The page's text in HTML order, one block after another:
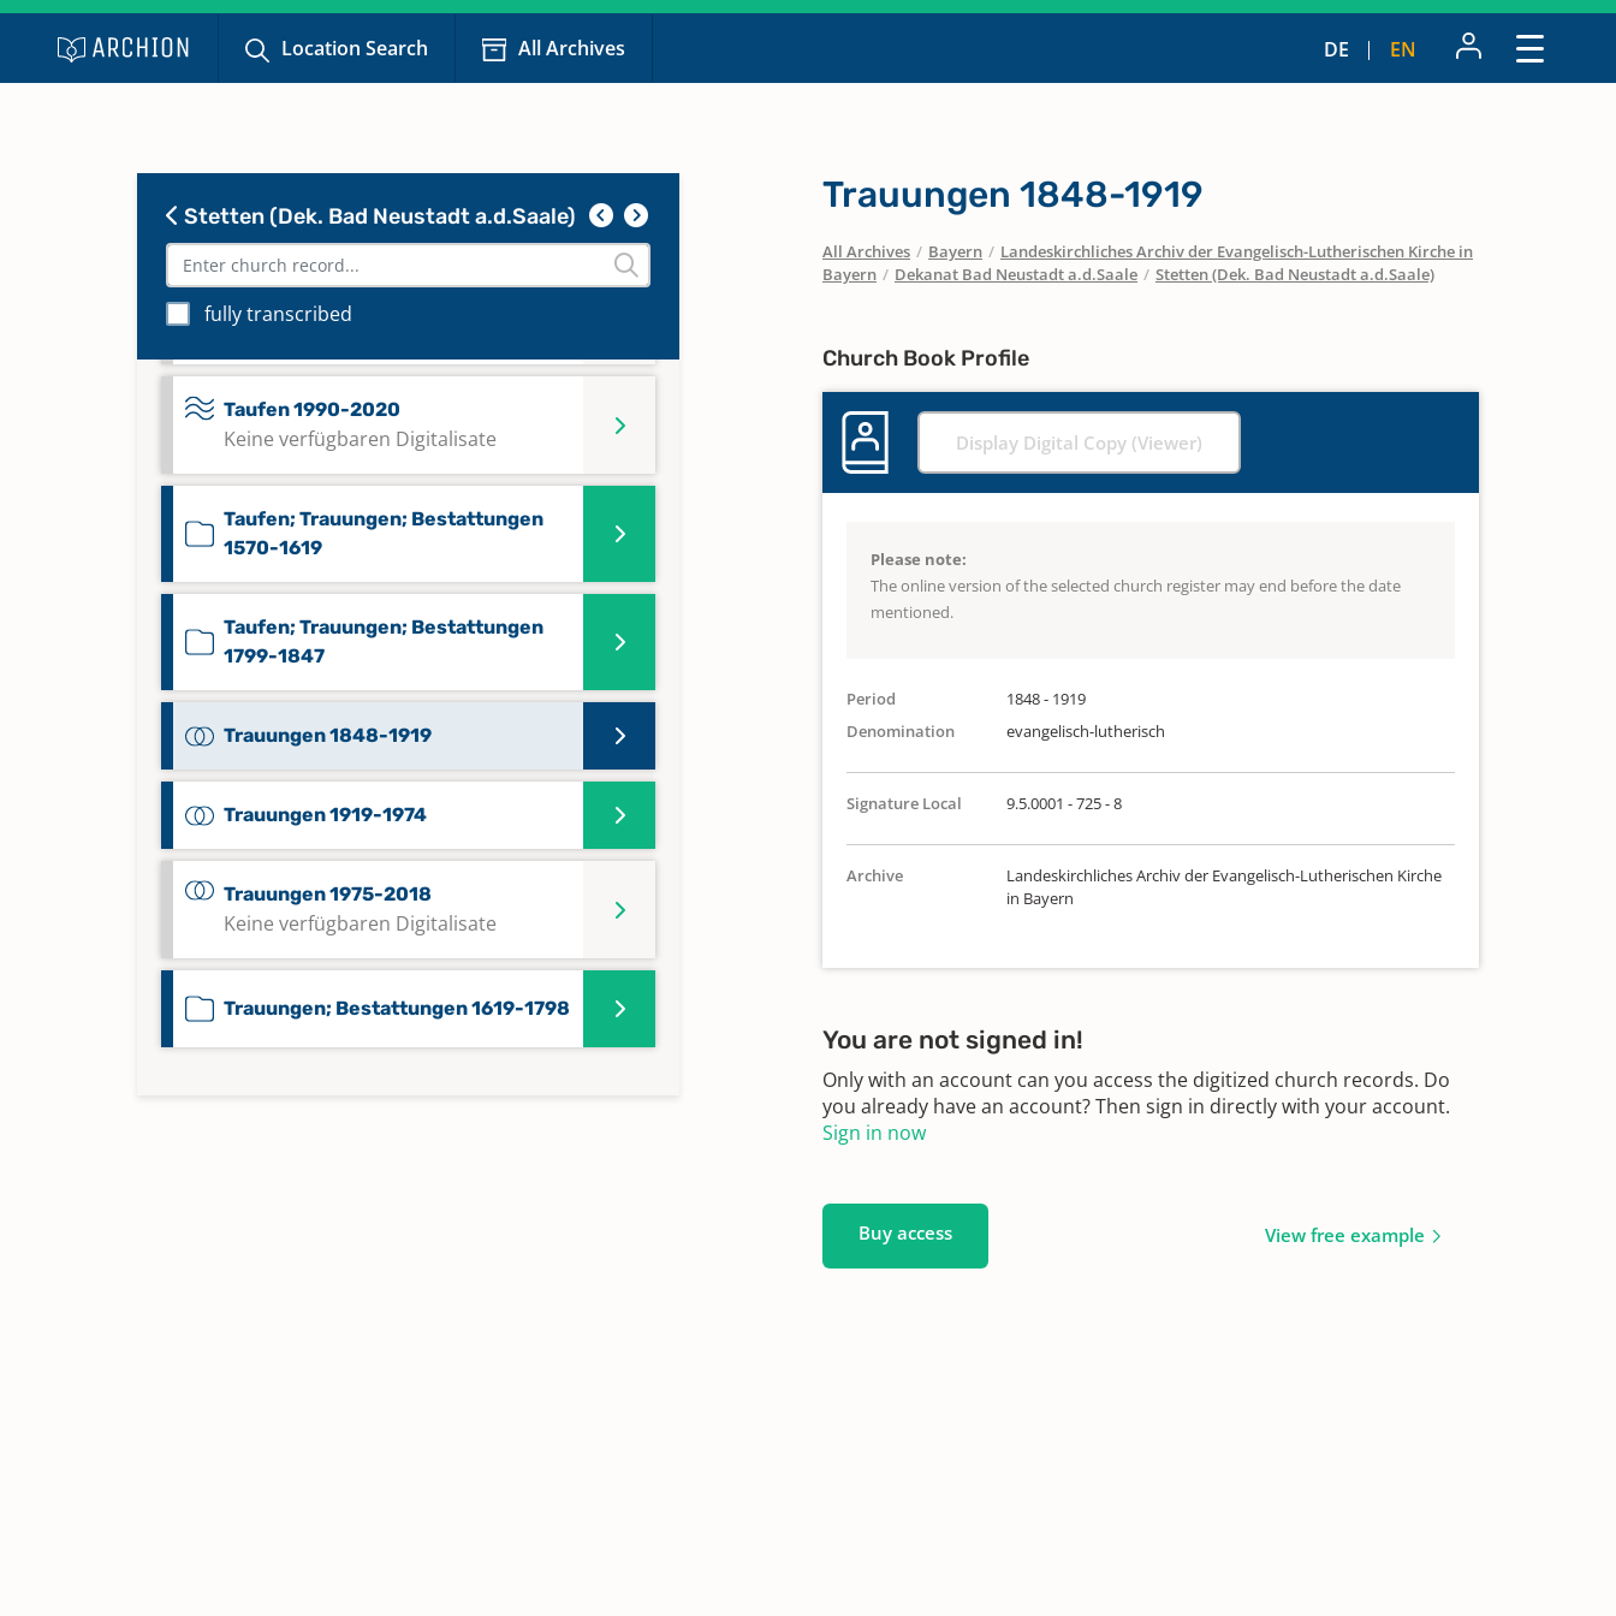
Location Search All Archives DE EN
Stetten (Dek. Bad Neustadt a.d.Saale)
fully transcribed
Konfirmationen 1915-2020
Taufen 1840-1927
Taufen 1928-1989
Keine verfügbaren Digitalisate
Taufen 1990-2020
Keine verfügbaren Digitalisate
Taufen; Trauungen; Bestattungen
1570-1619
Taufen; Trauungen; Bestattungen
1799-1847
Trauungen 1848-1919
Trauungen 1919-1974
Trauungen 1975-2018
Keine verfügbaren Digitalisate
Trauungen; Bestattungen 1619-1798
Trauungen 1848-1919
All Archives / Bayern / Landeskirchliches Archiv der Evangelisch-Lutherischen Kirche in
Bayern / Dekanat Bad Neustadt a.d.Saale / Stetten (Dek. Bad Neustadt a.d.Saale)
Church Book Profile
Display Digital Copy (Viewer)
Please note:
The online version of the selected church register may end before the date
mentioned.
Period
1848 - 1919
Denomination
evangelisch-lutherisch
Signature Local 9.5.0001 - 725 - 8
Archive
Landeskirchliches Archiv der Evangelisch-Lutherischen Kirche
in Bayern
You are not signed in!
Only with an account can you access the digitized church records. Do
you already have an account? Then sign in directly with your account.
Sign in now
Buy access View free example